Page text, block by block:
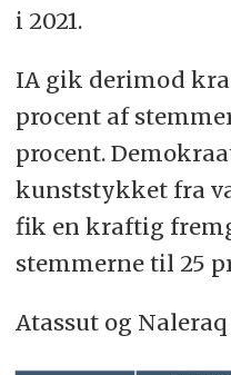
i 2021.
IA gik derimod
procent af
procent.
kunststykket fra
fik en kraftig
stemmerne til 25
Atassut og